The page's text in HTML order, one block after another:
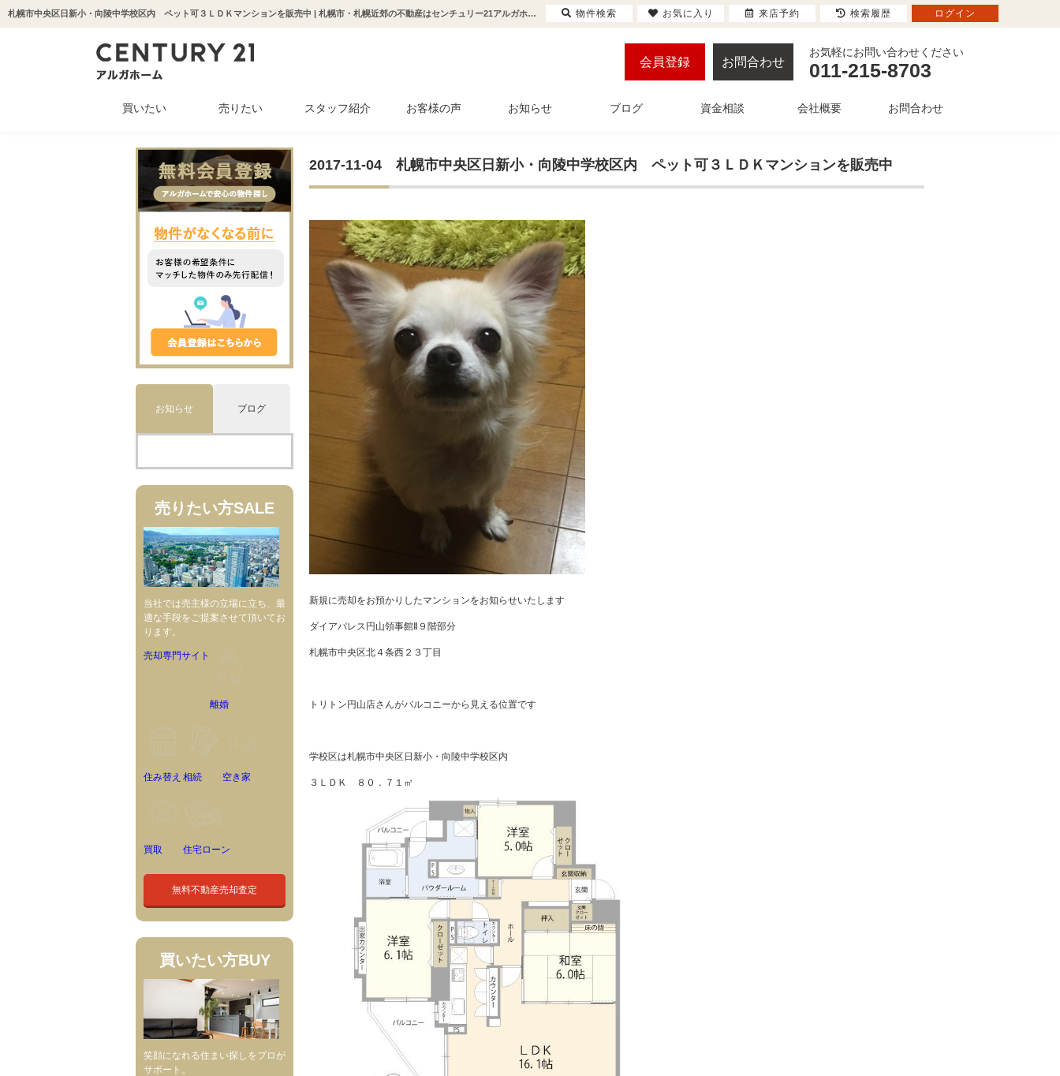
札幌市中央区日新小・向陵中学校区内 ペット可３ＬＤＫマンションを販売中 | 札幌市・札幌近郊の不動産はセンチュリー21アルガホーム
会員登録 お問合わせ
お気軽にお問い合わせください
011-215-8703
買いたい
新築一戸建て
中古一戸建て
中古マンション
土地
収益物件
売りたい スタッフ紹介 お客様の声 お知らせ ブログ 資金相談 会社概要 お問合わせ
2017-11-04 札幌市中央区日新小・向陵中学校区内 ペット可３ＬＤＫマンションを販売中
新規に売却をお預かりしたマンションをお知らせいたします
ダイアパレス円山領事館Ⅱ９階部分
札幌市中央区北４条西２３丁目
トリトン円山店さんがバルコニーから見える位置です
学校区は札幌市中央区日新小・向陵中学校区内
３ＬＤＫ ８０．７１㎡
お知らせ ブログ
売りたい方SALE
当社では売主様の立場に立ち、最
適な手段をご提案させて頂いてお
ります。
売却専門サイト
離婚
住み替え 相続 空き家
買取 住宅ローン
無料不動産売却査定
買いたい方BUY
笑顔になれる住まい探しをプロが
サポート。
物件検索 お気に入り 来店予約 検索履歴 ログイン